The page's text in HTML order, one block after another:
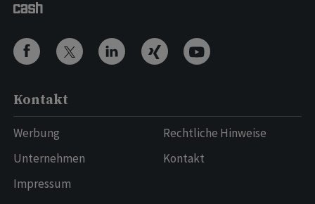
Kontakt
Werbung
Unternehmen
Impressum
Rechtliche Hinweise
Kontakt